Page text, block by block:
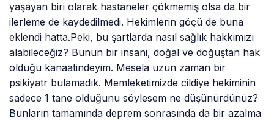
yaşayan biri olarak hastaneler çökmemiş olsa da bir
ilerleme de kaydedilmedi. Hekimlerin göçü de buna
eklendi hatta.Peki, bu şartlarda nasıl sağlık hakkımızı
alabileceğiz? Bunun bir insani, doğal ve doğuştan hak
olduğu kanaatindeyim. Mesela uzun zaman bir
psikiyatr bulamadık. Memleketimizde cildiye hekiminin
sadece 1 tane olduğunu söylesem ne düşünürdünüz?
Bunların tamamında deprem sonrasında da bir azalma